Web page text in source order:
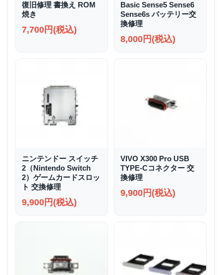
復旧修理 書換え ROM
焼き
7,700円(税込)
Basic Sense5 Sense6
Sense6s バッテリー交
換修理
8,000円(税込)
ニンテンドー スイッチ
2（Nintendo Switch
2）ゲームカードスロッ
ト 交換修理
9,900円(税込)
VIVO X300 Pro USB
TYPE-Cコネクター 交
換修理
9,900円(税込)